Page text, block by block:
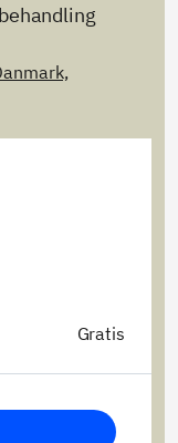
Gratis